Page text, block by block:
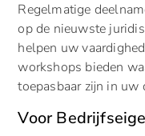
Regelmatige
op de nieuwste
helpen uw
workshops bieden
toepasbaar zijn in uw
Voor